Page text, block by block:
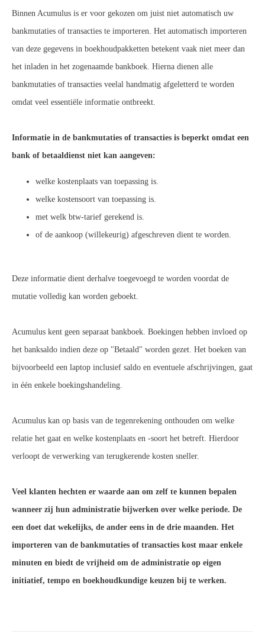
Binnen Acumulus is er voor gekozen om juist niet automatisch uw
bankmutaties of transacties te importeren. Het automatisch importeren
van deze gegevens in boekhoudpakketten betekent vaak niet meer dan
het inladen in het zogenaamde bankboek. Hierna dienen alle
bankmutaties of transacties veelal handmatig afgeletterd te worden
omdat veel essentiële informatie ontbreekt.
Informatie in de bankmutaties of transacties is beperkt omdat een
bank of betaaldienst niet kan aangeven:
welke kostenplaats van toepassing is.
welke kostensoort van toepassing is.
met welk btw-tarief gerekend is.
of de aankoop (willekeurig) afgeschreven dient te worden.
Deze informatie dient derhalve toegevoegd te worden voordat de
mutatie volledig kan worden geboekt.
Acumulus kent geen separaat bankboek. Boekingen hebben invloed op
het banksaldo indien deze op "Betaald" worden gezet. Het boeken van
bijvoorbeeld een laptop inclusief saldo en eventuele afschrijvingen, gaat
in één enkele boekingshandeling.
Acumulus kan op basis van de tegenrekening onthouden om welke
relatie het gaat en welke kostenplaats en -soort het betreft. Hierdoor
verloopt de verwerking van terugkerende kosten sneller.
Veel klanten hechten er waarde aan om zelf te kunnen bepalen
wanneer zij hun administratie bijwerken over welke periode. De
een doet dat wekelijks, de ander eens in de drie maanden. Het
importeren van de bankmutaties of transacties kost maar enkele
minuten en biedt de vrijheid om de administratie op eigen
initiatief, tempo en boekhoudkundige keuzen bij te werken.